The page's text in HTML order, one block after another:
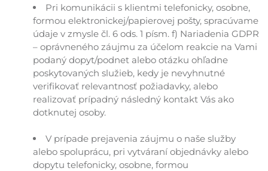
Pri komunikácii s klientmi telefonicky, osobne,
formou elektronickej/papierovej pošty, spracúvame
údaje v zmysle čl. 6 ods. 1 písm. f) Nariadenia GDPR
– oprávneného záujmu za účelom reakcie na Vami
podaný dopyt/podnet alebo otázku ohľadne
poskytovaných služieb, kedy je nevyhnutné
verifikovať relevantnosť požiadavky, alebo
realizovať prípadný následný kontakt Vás ako
dotknutej osoby.
V prípade prejavenia záujmu o naše služby
alebo spoluprácu, pri vytváraní objednávky alebo
dopytu telefonicky, osobne, formou